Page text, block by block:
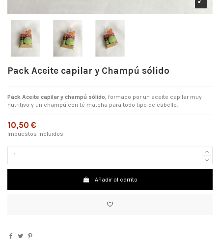
Pack Aceite capilar y Champú sólido
Pack Aceite capilar y champú sólido, formado por un aceite capilar muy
nutritivo y un champú con té matcha para todo tipo de cabello.
10,50 €
Impuestos incluidos
Añadir al carrito